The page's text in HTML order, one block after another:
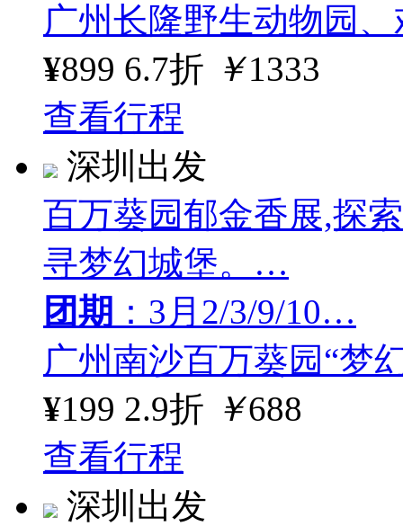
广州长隆野生动物园
¥899 6.7折 ￥1333
查看行程
深圳出发
百万葵园郁金香展,探
寻梦幻城堡。…
团期 ：3月2/3/9/10…
广州南沙百万葵园“梦
¥199 2.9折 ￥688
查看行程
深圳出发